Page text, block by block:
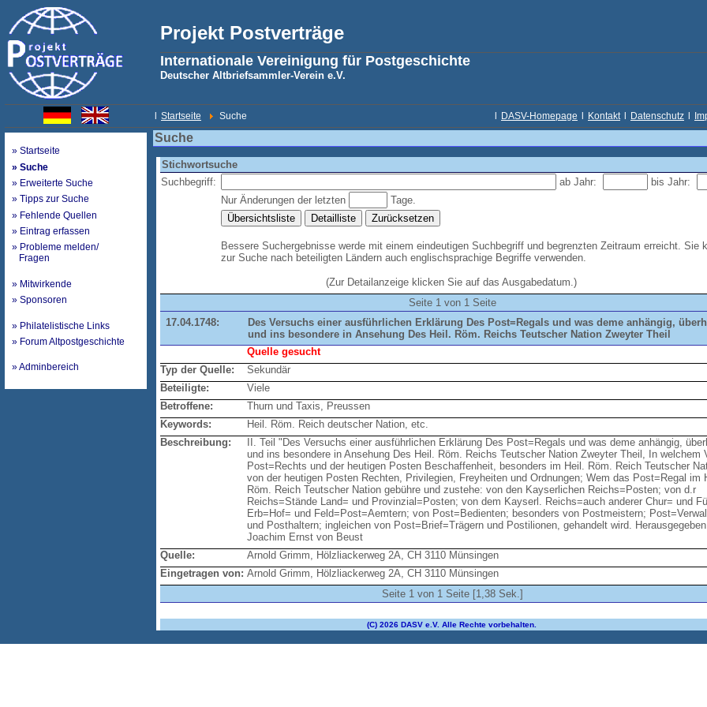
Projekt Postverträge
Internationale Vereinigung für Postgeschichte
Deutscher Altbriefsammler-Verein e.V.
Startseite Suche DASV-Homepage Kontakt Datenschutz
» Startseite
» Suche
» Erweiterte Suche
» Tipps zur Suche
» Fehlende Quellen
» Eintrag erfassen
» Probleme melden/
Fragen
» Mitwirkende
» Sponsoren
» Philatelistische Links
» Forum Altpostgeschichte
» Adminbereich
Suche
Stichwortsuche
Suchbegriff:
ab Jahr:
bis Jahr:
Nur Änderungen der letzten
Tage.
Bessere Suchergebnisse werde mit einem eindeutigen Suchbegriff und begrenzten Zeitraum erreicht. Sie
zur Suche nach beteiligten Ländern auch englischsprachige Begriffe verwenden.
(Zur Detailanzeige klicken Sie auf das Ausgabedatum.)
Seite 1 von 1 Seite
17.04.1748:
Des Versuchs einer ausführlichen Erklärung Des Post=Regals und was deme anhängig,
und ins besondere in Ansehung Des Heil. Röm. Reichs Teutscher Nation Zweyter Theil
Quelle gesucht
Typ der Quelle:
Sekundär
Beteiligte:
Viele
Betroffene:
Thurn und Taxis, Preussen
Keywords:
Heil. Röm. Reich deutscher Nation, etc.
Beschreibung:
II. Teil "Des Versuchs einer ausführlichen Erklärung Des Post=Regals und was deme anhängig,
und ins besondere in Ansehung Des Heil. Röm. Reichs Teutscher Nation Zweyter Theil, In welchem
Post=Rechts und der heutigen Posten Beschaffenheit, besonders im Heil. Röm. Reich Teutscher
von der heutigen Posten Rechten, Privilegien, Freyheiten und Ordnungen; Wem das Post=Regal im
Röm. Reich Teutscher Nation gebühre und zustehe: von den Kayserlichen Reichs=Posten; von d.r
Reichs=Stände Land= und Provinzial=Posten; von dem Kayserl. Reichs=auch anderer Chur= und
Erb=Hof= und Feld=Post=Aemtern; von Post=Bedienten; besonders von Postmeistern;
und Posthaltern; ingleichen von Post=Brief=Trägern und Postilionen, gehandelt wird.
Joachim Ernst von Beust
Quelle:
Arnold Grimm, Hölzliackerweg 2A, CH 3110 Münsingen
Eingetragen von: Arnold Grimm, Hölzliackerweg 2A, CH 3110 Münsingen
Seite 1 von 1 Seite [1,38 Sek.]
(C) 2026 DASV e.V. Alle Rechte vorbehalten.